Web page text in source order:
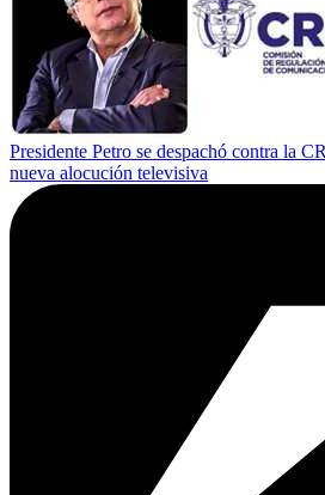
Presidente Petro se despachó contra la
nueva alocución televisiva